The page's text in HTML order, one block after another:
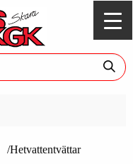
Hetvattentvättar